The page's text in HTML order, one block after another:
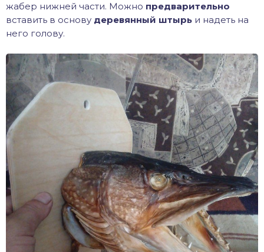
жабер нижней части. Можно предварительно
вставить в основу деревянный штырь и надеть на
него голову.